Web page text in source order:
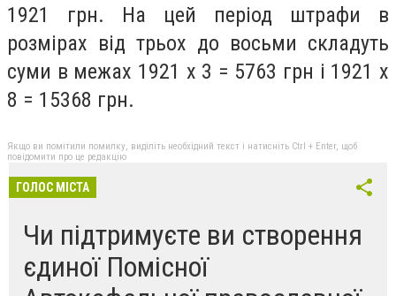
1921 грн. На цей період штрафи в
розмірах від трьох до восьми складуть
суми в межах 1921 х 3 = 5763 грн і 1921 х
8 = 15368 грн.
Якщо ви помітили помилку, виділіть необхідний текст і натисніть Ctrl + Enter, щоб
повідомити про це редакцію
ГОЛОС МІСТА
Чи підтримуєте ви створення
єдиної Помісної